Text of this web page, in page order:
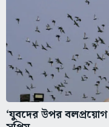
‘যুবদের উপর